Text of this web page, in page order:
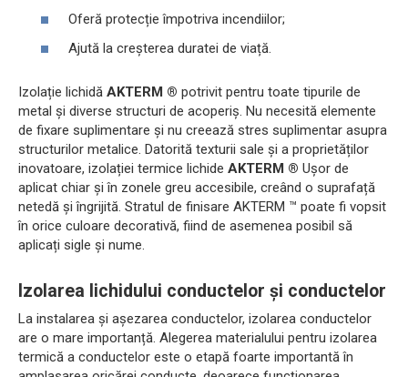
Oferă protecție împotriva incendiilor;
Ajută la creșterea duratei de viață.
Izolație lichidă AKTERM ® potrivit pentru toate tipurile de
metal și diverse structuri de acoperiș. Nu necesită elemente
de fixare suplimentare și nu creează stres suplimentar asupra
structurilor metalice. Datorită texturii sale și a proprietăților
inovatoare, izolației termice lichide AKTERM ® Ușor de
aplicat chiar și în zonele greu accesibile, creând o suprafață
netedă și îngrijită. Stratul de finisare AKTERM ™ poate fi vopsit
în orice culoare decorativă, fiind de asemenea posibil să
aplicați sigle și nume.
Izolarea lichidului conductelor și conductelor
La instalarea și așezarea conductelor, izolarea conductelor
are o mare importanță. Alegerea materialului pentru izolarea
termică a conductelor este o etapă foarte importantă în